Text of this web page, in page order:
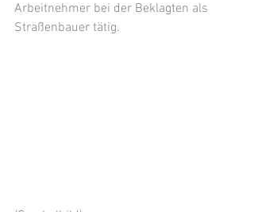
Arbeitnehmer bei der Beklagten als
Straßenbauer tätig.